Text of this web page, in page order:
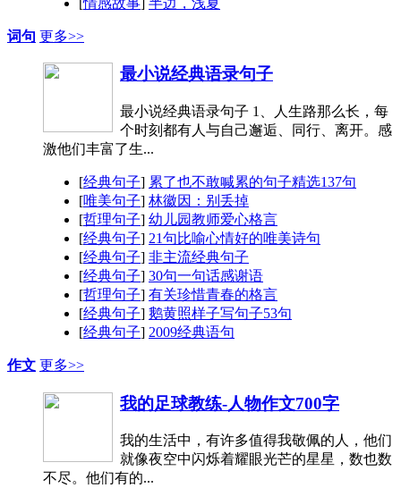
词句 更多>>
最小说经典语录句子
最小说经典语录句子 1、人生路那么长，每
个时刻都有人与自己邂逅、同行、离开。感
激他们丰富了生...
[经典句子] 累了也不敢喊累的句子精选137句
[唯美句子] 林徽因：别丢掉
[哲理句子] 幼儿园教师爱心格言
[经典句子] 21句比喻心情好的唯美诗句
[经典句子] 非主流经典句子
[经典句子] 30句一句话感谢语
[哲理句子] 有关珍惜青春的格言
[经典句子] 鹅黄照样子写句子53句
[经典句子] 2009经典语句
作文 更多>>
我的足球教练-人物作文700字
我的生活中，有许多值得我敬佩的人，他们
就像夜空中闪烁着耀眼光芒的星星，数也数
不尽。他们有的...